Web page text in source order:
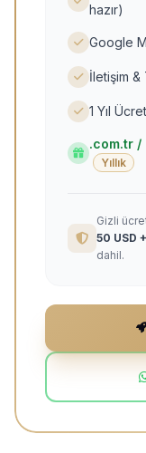
hazır)
Google
İletişim &
1 Yıl
.com.tr /
Yıllık
Gizli
50 USD
dahil.